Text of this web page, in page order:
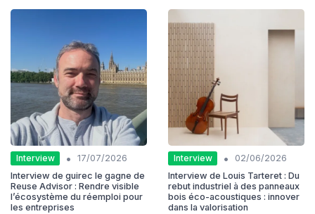
Interview •
17/07/2026
Interview de guirec le gagne de
Reuse Advisor : Rendre visible
l’écosystème du réemploi pour
les entreprises
Interview •
02/06/2026
Interview de Louis Tarteret : Du
rebut industriel à des panneaux
bois éco-acoustiques : innover
dans la valorisation